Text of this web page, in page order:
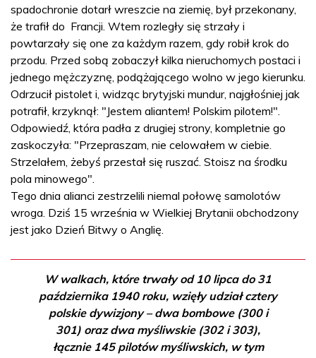
spadochronie dotarł wreszcie na ziemię, był przekonany,
że trafił do Francji. Wtem rozległy się strzały i
powtarzały się one za każdym razem, gdy robił krok do
przodu. Przed sobą zobaczył kilka nieruchomych postaci i
jednego mężczyznę, podążającego wolno w jego kierunku.
Odrzucił pistolet i, widząc brytyjski mundur, najgłośniej jak
potrafił, krzyknął: "Jestem aliantem! Polskim pilotem!".
Odpowiedź, która padła z drugiej strony, kompletnie go
zaskoczyła: "Przepraszam, nie celowałem w ciebie.
Strzelałem, żebyś przestał się ruszać. Stoisz na środku
pola minowego".
Tego dnia alianci zestrzelili niemal połowę samolotów
wroga. Dziś 15 września w Wielkiej Brytanii obchodzony
jest jako Dzień Bitwy o Anglię.
W walkach, które trwały od 10 lipca do 31
października 1940 roku, wzięły udział cztery
polskie dywizjony – dwa bombowe (300 i
301) oraz dwa myśliwskie (302 i 303),
łącznie 145 pilotów myśliwskich, w tym